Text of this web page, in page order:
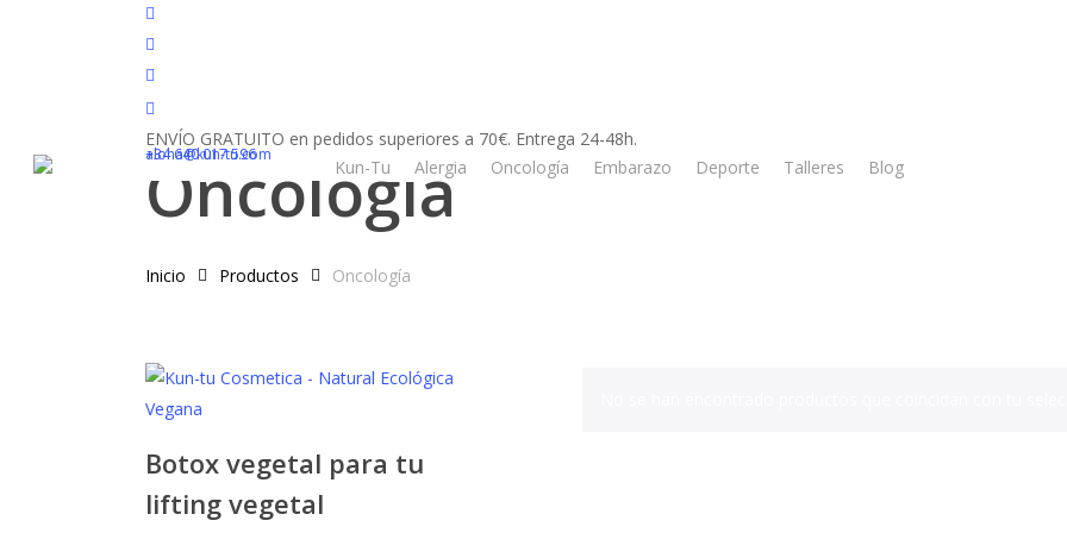
facebook
youtube
instagram
tiktok
ENVÍO GRATUITO en pedidos superiores a 70€. Entrega 24-48h.
+34 640 017 596
aloha@kun-tu.com
Kun-Tu Alergia Oncología Embarazo Deporte Talleres Blog
Oncología
Inicio Productos Oncología
Botox vegetal para tu
lifting vegetal